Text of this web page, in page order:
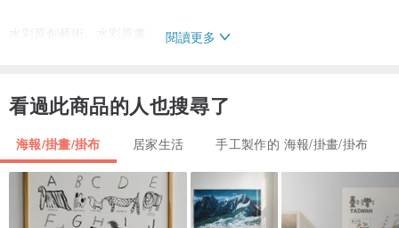
水彩原創藝術。水彩原畫。
這幅畫沒有裝裱。它需要裝在玻璃後面
將其放在家中的牆上，避免陽光直射。
閱讀更多
看過此商品的人也搜尋了
海報/掛畫/掛布 居家生活 手工製作的 海報/掛畫/掛布